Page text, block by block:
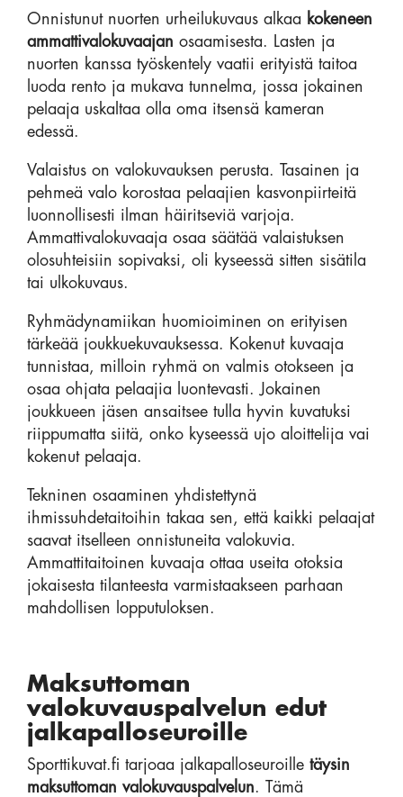
Onnistunut nuorten urheilukuvaus alkaa kokeneen
ammattivalokuvaajan osaamisesta. Lasten ja
nuorten kanssa työskentely vaatii erityistä taitoa
luoda rento ja mukava tunnelma, jossa jokainen
pelaaja uskaltaa olla oma itsensä kameran
edessä.
Valaistus on valokuvauksen perusta. Tasainen ja
pehmeä valo korostaa pelaajien kasvonpiirteitä
luonnollisesti ilman häiritseviä varjoja.
Ammattivalokuvaaja osaa säätää valaistuksen
olosuhteisiin sopivaksi, oli kyseessä sitten sisätila
tai ulkokuvaus.
Ryhmädynamiikan huomioiminen on erityisen
tärkeää joukkuekuvauksessa. Kokenut kuvaaja
tunnistaa, milloin ryhmä on valmis otokseen ja
osaa ohjata pelaajia luontevasti. Jokainen
joukkueen jäsen ansaitsee tulla hyvin kuvatuksi
riippumatta siitä, onko kyseessä ujo aloittelija vai
kokenut pelaaja.
Tekninen osaaminen yhdistettynä
ihmissuhdetaitoihin takaa sen, että kaikki pelaajat
saavat itselleen onnistuneita valokuvia.
Ammattitaitoinen kuvaaja ottaa useita otoksia
jokaisesta tilanteesta varmistaakseen parhaan
mahdollisen lopputuloksen.
Maksuttoman
valokuvauspalvelun edut
jalkapalloseuroille
Sporttikuvat.fi tarjoaa jalkapalloseuroille täysin
maksuttoman valokuvauspalvelun. Tämä